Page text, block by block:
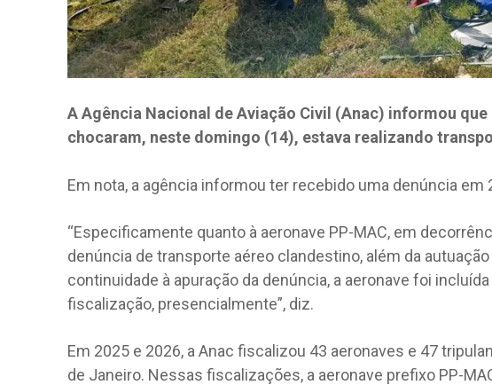
A Agência Nacional de Aviação Civil (Anac) informou
chocaram, neste domingo (14), estava realizando
Em nota, a agência informou ter recebido uma denúncia em
“Especificamente quanto à aeronave PP-MAC, em
denúncia de transporte aéreo clandestino, além da
continuidade à apuração da denúncia, a aeronave foi
fiscalização, presencialmente”, diz.
Em 2025 e 2026, a Anac fiscalizou 43 aeronaves e 47
de Janeiro. Nessas fiscalizações, a aeronave prefixo PP-